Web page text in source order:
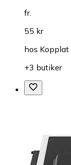
fr.
55 kr
hos Kopplat
+3 butiker